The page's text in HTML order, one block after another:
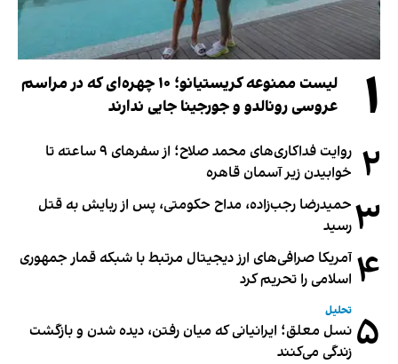
۱
لیست ممنوعه کریستیانو؛ ۱۰ چهره‌ای که در مراسم
عروسی رونالدو و جورجینا جایی ندارند
۲
روایت فداکاری‌های محمد صلاح؛ از سفرهای ۹ ساعته تا
خوابیدن زیر آسمان قاهره
۳ حمیدرضا رجب‌زاده، مداح حکومتی، پس از ربایش به قتل
رسید
۴ آمریکا صرافی‌های ارز دیجیتال مرتبط با شبکه قمار جمهوری
اسلامی را تحریم کرد
۵ تحلیل
نسل معلق؛ ایرانیانی که میان رفتن، دیده شدن و بازگشت
زندگی می‌کنند